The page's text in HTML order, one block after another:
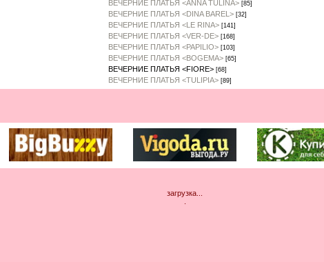
ВЕЧЕРНИЕ ПЛАТЬЯ <ANNA TULINA> [85]
ВЕЧЕРНИЕ ПЛАТЬЯ <DINA BAREL> [32]
ВЕЧЕРНИЕ ПЛАТЬЯ <LE RINA> [141]
ВЕЧЕРНИЕ ПЛАТЬЯ <VER-DE> [168]
ВЕЧЕРНИЕ ПЛАТЬЯ <PAPILIO> [103]
ВЕЧЕРНИЕ ПЛАТЬЯ <BOGEMA> [65]
ВЕЧЕРНИЕ ПЛАТЬЯ <FIORE> [68]
ВЕЧЕРНИЕ ПЛАТЬЯ <TULIPIA> [89]
загрузка...